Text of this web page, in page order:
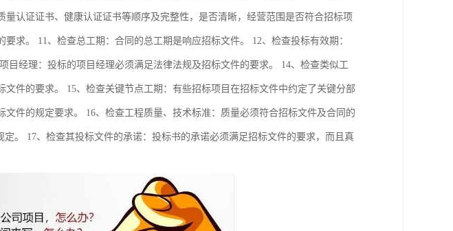
认证证书、健康认证证书等顺序及完整性，是否清晰，经营范围是否符合招标项
求。 11、检查总工期：合同的总工期是响应招标文件。 12、检查投标有效期：
目经理：投标的项目经理必须满足法律法规及招标文件的要求。 14、检查类似工
件的要求。 15、检查关键节点工期：有些招标项目在招标文件中约定了关键分部
件的规定要求。 16、检查工程质量、技术标准：质量必须符合招标文件及合同的
。 17、检查其投标文件的承诺：投标书的承诺必须满足招标文件的要求，而且真